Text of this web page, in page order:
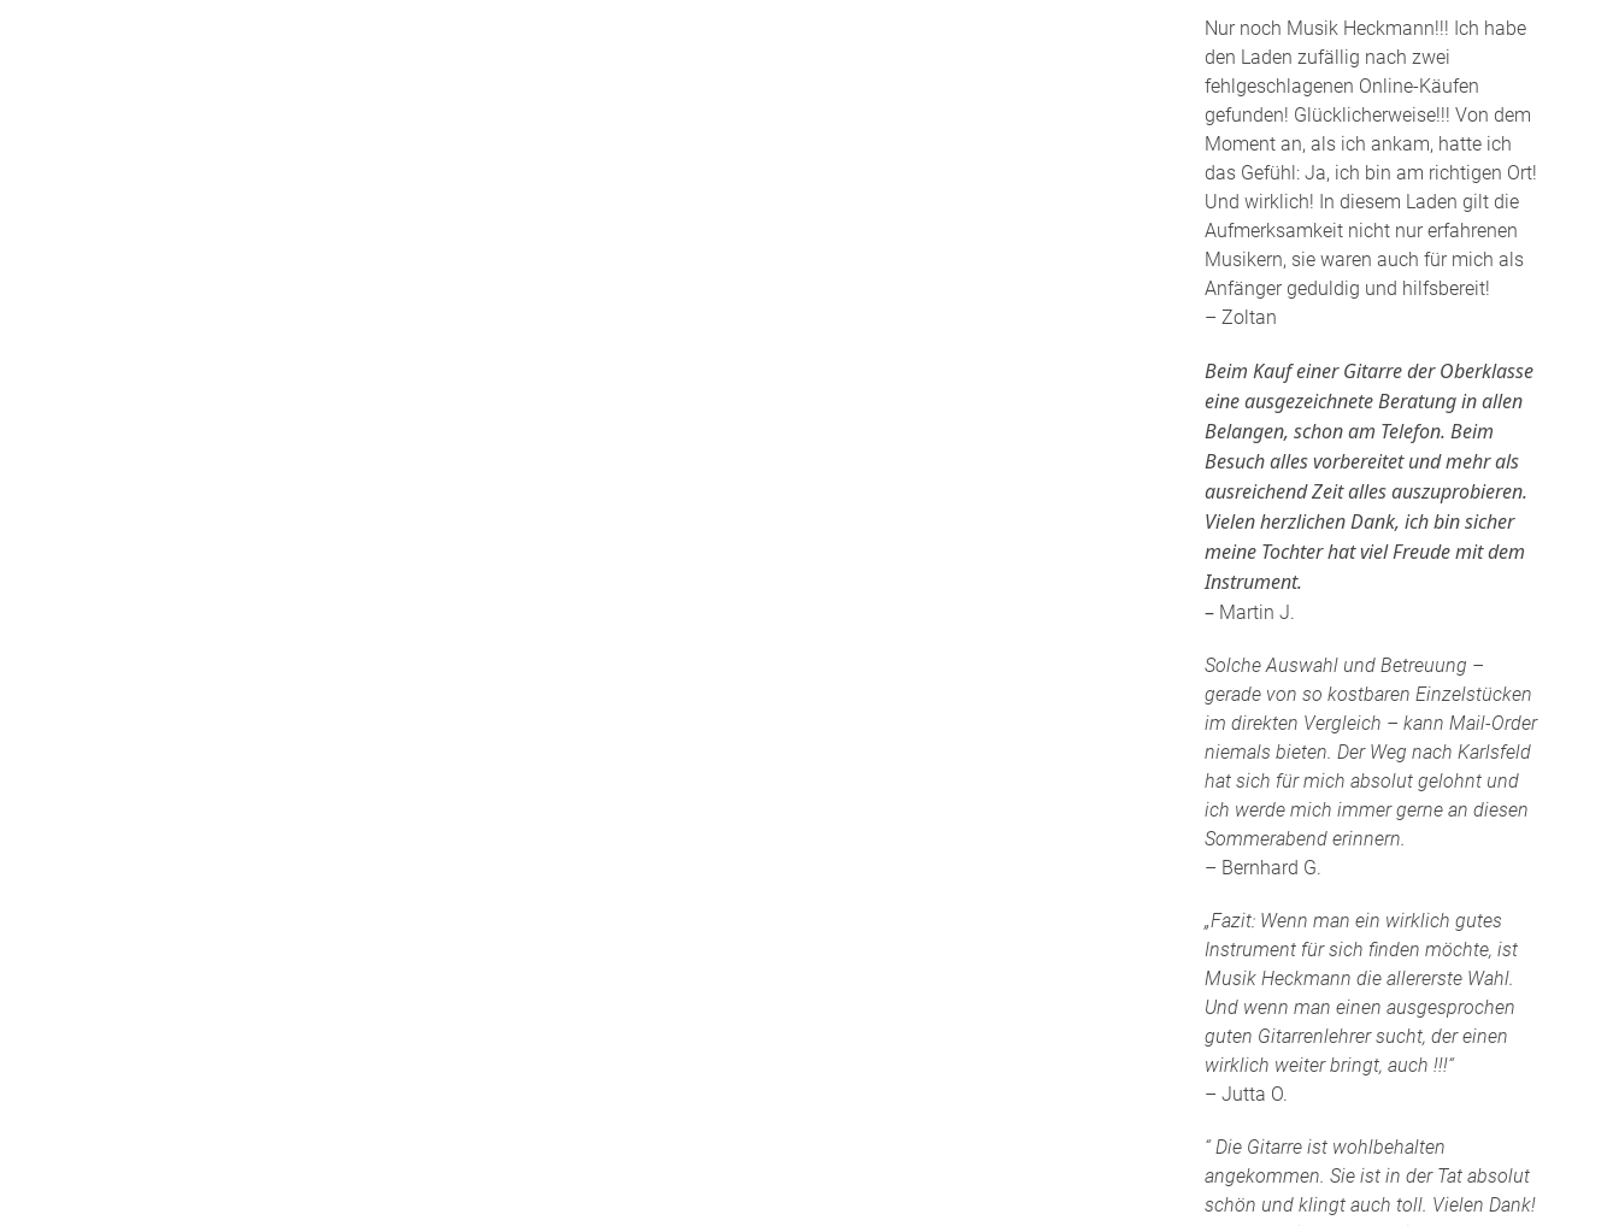
Nur noch Musik Heckmann!!! Ich habe
den Laden zufällig nach zwei
fehlgeschlagenen Online-Käufen
gefunden! Glücklicherweise!!! Von dem
Moment an, als ich ankam, hatte ich
das Gefühl: Ja, ich bin am richtigen Ort!
Und wirklich! In diesem Laden gilt die
Aufmerksamkeit nicht nur erfahrenen
Musikern, sie waren auch für mich als
Anfänger geduldig und hilfsbereit!
– Zoltan
Beim Kauf einer Gitarre der Oberklasse
eine ausgezeichnete Beratung in allen
Belangen, schon am Telefon. Beim
Besuch alles vorbereitet und mehr als
ausreichend Zeit alles auszuprobieren.
Vielen herzlichen Dank, ich bin sicher
meine Tochter hat viel Freude mit dem
Instrument.
– Martin J.
Solche Auswahl und Betreuung –
gerade von so kostbaren Einzelstücken
im direkten Vergleich – kann Mail-Order
niemals bieten. Der Weg nach Karlsfeld
hat sich für mich absolut gelohnt und
ich werde mich immer gerne an diesen
Sommerabend erinnern.
– Bernhard G.
„Fazit: Wenn man ein wirklich gutes
Instrument für sich finden möchte, ist
Musik Heckmann die allererste Wahl.
Und wenn man einen ausgesprochen
guten Gitarrenlehrer sucht, der einen
wirklich weiter bringt, auch !!!“
– Jutta O.
“ Die Gitarre ist wohlbehalten
angekommen. Sie ist in der Tat absolut
schön und klingt auch toll. Vielen Dank!